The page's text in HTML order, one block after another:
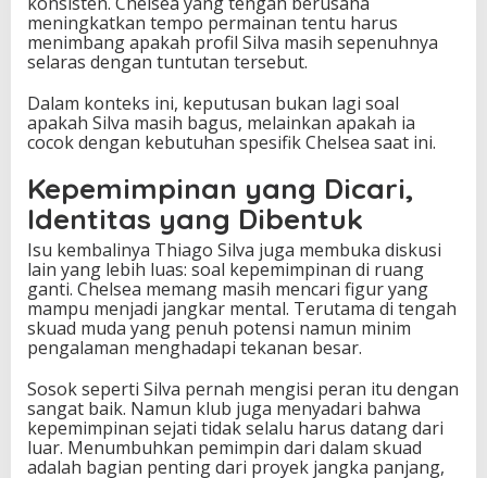
meningkatkan tempo permainan tentu harus
menimbang apakah profil Silva masih sepenuhnya
selaras dengan tuntutan tersebut.
Dalam konteks ini, keputusan bukan lagi soal
apakah Silva masih bagus, melainkan apakah ia
cocok dengan kebutuhan spesifik Chelsea saat ini.
Kepemimpinan yang Dicari,
Identitas yang Dibentuk
Isu kembalinya Thiago Silva juga membuka diskusi
lain yang lebih luas: soal kepemimpinan di ruang
ganti. Chelsea memang masih mencari figur yang
mampu menjadi jangkar mental. Terutama di tengah
skuad muda yang penuh potensi namun minim
pengalaman menghadapi tekanan besar.
Sosok seperti Silva pernah mengisi peran itu dengan
sangat baik. Namun klub juga menyadari bahwa
kepemimpinan sejati tidak selalu harus datang dari
luar. Menumbuhkan pemimpin dari dalam skuad
adalah bagian penting dari proyek jangka panjang,